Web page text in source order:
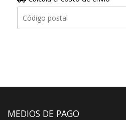
MEDIOS DE PAGO